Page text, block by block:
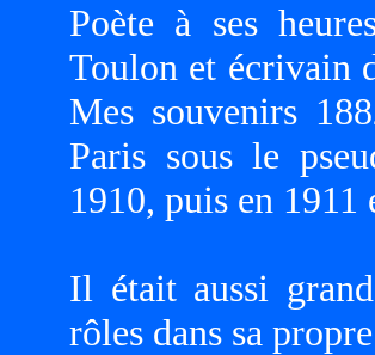
Poète à ses
Toulon et écrivain
Mes souvenirs
Paris sous le
1910, puis en 1911
Il était aussi
rôles dans sa